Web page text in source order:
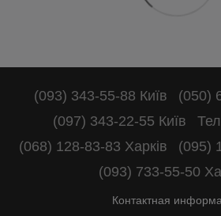
(093) 343-55-88 Київ
(050)
(097) 343-22-55 Київ
(068) 128-83-83 Харків
(095)
(093) 733-55-50
Контактная